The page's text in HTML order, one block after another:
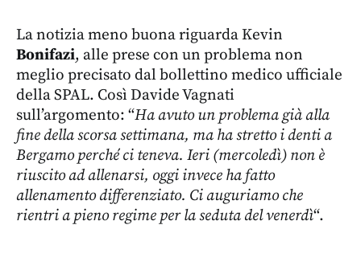
La notizia meno buona riguarda Kevin
Bonifazi, alle prese con un problema non
meglio precisato dal bollettino medico ufficiale
della SPAL. Così Davide Vagnati
sull’argomento: “Ha avuto un problema già alla
fine della scorsa settimana, ma ha stretto i denti a
Bergamo perché ci teneva. Ieri (mercoledì) non è
riuscito ad allenarsi, oggi invece ha fatto
allenamento differenziato. Ci auguriamo che
rientri a pieno regime per la seduta del venerdì“.